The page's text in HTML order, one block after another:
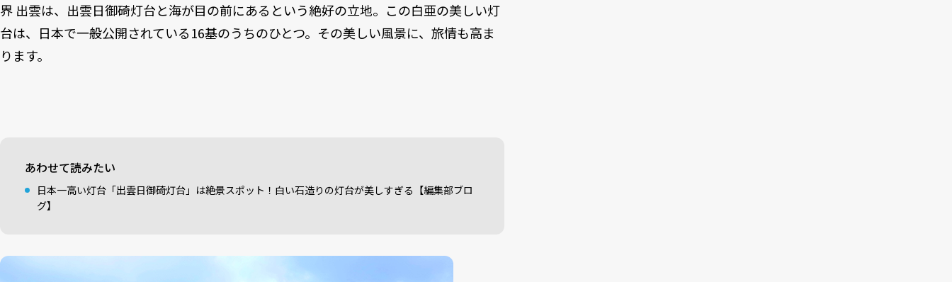
界 出雲は、出雲日御碕灯台と海が目の前にあるという絶好の立地。この白亜の美しい灯
台は、日本で一般公開されている16基のうちのひとつ。その美しい風景に、旅情も高ま
ります。
あわせて読みたい
日本一高い灯台「出雲日御碕灯台」は絶景スポット！白い石造りの灯台が美しすぎる【編集部ブロ
グ】